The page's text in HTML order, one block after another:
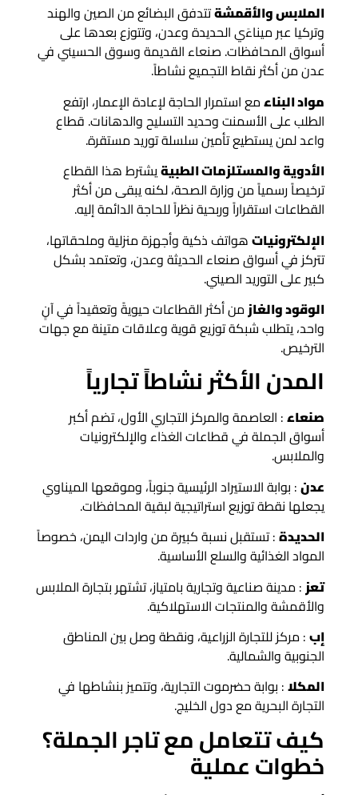
الملابس والأقمشةتتدفق البضائع من الصين والهند
وتركيا عبر ميناءَي الحديدة وعدن، وتتوزع بعدها على
أسواق المحافظات. صنعاء القديمة وسوق الحسيني في
عدن من أكثر نقاط التجميع نشاطاً.
مواد البناءمع استمرار الحاجة لإعادة الإعمار، ارتفع
الطلب على الأسمنت وحديد التسليح والدهانات. قطاع
واعد لمن يستطيع تأمين سلسلة توريد مستقرة.
الأدوية والمستلزمات الطبيةيشترط هذا القطاع
ترخيصاً رسمياً من وزارة الصحة، لكنه يبقى من أكثر
القطاعات استقراراً وربحية نظراً للحاجة الدائمة إليه.
الإلكترونياتهواتف ذكية وأجهزة منزلية وملحقاتها،
تتركز في أسواق صنعاء الحديثة وعدن، وتعتمد بشكل
كبير على التوريد الصيني.
الوقود والغاز من أكثر القطاعات حيويةً وتعقيداً في آنٍ
واحد، يتطلب شبكة توزيع قوية وعلاقات متينة مع جهات
الترخيص.
المدن الأكثر نشاطاً تجارياً
صنعاء: العاصمة والمركز التجاري الأول، تضم أكبر
أسواق الجملة في قطاعات الغذاء والإلكترونيات
والملابس.
عدن: بوابة الاستيراد الرئيسية جنوباً، وموقعها الميناوي
يجعلها نقطة توزيع استراتيجية لبقية المحافظات.
الحديدة: تستقبل نسبة كبيرة من واردات اليمن، خصوصاً
المواد الغذائية والسلع الأساسية.
تعز : مدينة صناعية وتجارية بامتياز، تشتهر بتجارة الملابس
والأقمشة والمنتجات الاستهلاكية.
إب: مركز للتجارة الزراعية، ونقطة وصل بين المناطق
الجنوبية والشمالية.
المكلا: بوابة حضرموت التجارية، وتتميز بنشاطها في
التجارة البحرية مع دول الخليج.
كيف تتعامل مع تاجر الجملة؟
خطوات عملية